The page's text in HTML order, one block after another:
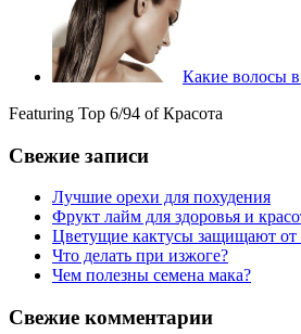
Какие волосы
Featuring Top 6/94 of Красота
Свежие записи
Лучшие орехи для похудения
Фрукт лайм для здоровья и
Цветущие кактусы защищают от
Что делать при изжоге?
Чем полезны семена мака?
Свежие комментарии